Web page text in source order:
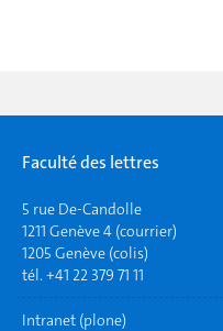
Faculté des lettres
5 rue De-Candolle
1211 Genève 4 (courrier)
1205 Genève (colis)
tél. +41 22 379 71 11
Intranet (plone)